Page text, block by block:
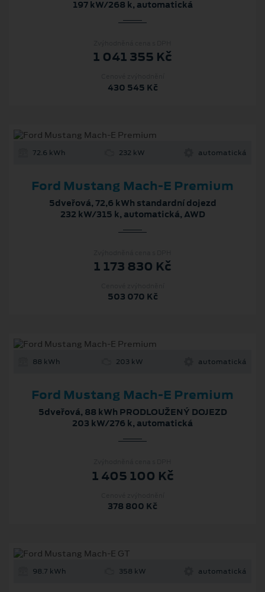
197 kW/268 k, automatická
1 041 355 Kč
430 545 Kč
72.6 kWh 232 kW automatická
Ford Mustang Mach‑E Premium
5dveřová, 72,6 kWh standardní dojezd
232 kW/315 k, automatická, AWD
1 173 830 Kč
503 070 Kč
88 kWh 203 kW automatická
Ford Mustang Mach‑E Premium
5dveřová, 88 kWh PRODLOUŽENÝ DOJEZD
203 kW/276 k, automatická
1 405 100 Kč
378 800 Kč
98.7 kWh 358 kW automatická